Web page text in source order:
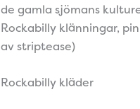
de gamla sjömans
Rockabilly klänningar,
av striptease)
Rockabilly kläder